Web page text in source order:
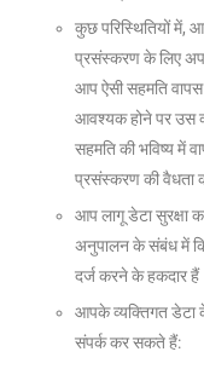
कुछ परिस्थितियों में,
प्रसंस्करण के लिए
आप ऐसी सहमति
आवश्यक होने पर उस
सहमति की भविष्य में
प्रसंस्करण की वैधता
आप लागू डेटा सुरक्षा
अनुपालन के संबंध में
दर्ज करने के हकदार
आपके व्यक्तिगत डेटा
संपर्क कर सकते हैं: